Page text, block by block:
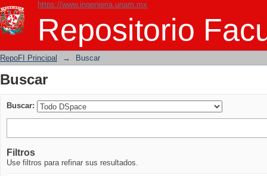
https://www.ingenieria.unam.mx
Repositorio
Buscar
RepoFI Principal → Buscar
Buscar
Buscar:
Filtros
Use filtros para refinar sus resultados.